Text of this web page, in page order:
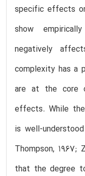
specific effects
show
negatively
complexity has a
are at the core
effects. While
is well-
Thompson, 1967;
that the degree